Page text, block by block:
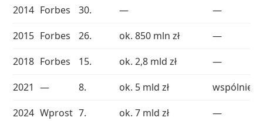
2014 Forbes 30. —
—
2015 Forbes 26. ok. 850 mln zł
—
2018 Forbes 15. ok. 2,8 mld zł
—
2021
— 8. ok. 5 mld zł
wspólnie z
2024 Wprost 7. ok. 7 mld zł —